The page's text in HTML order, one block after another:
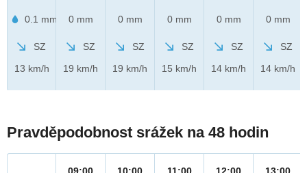
0.1 mm
SZ
13 km/h
0 mm
SZ
19 km/h
0 mm
SZ
19 km/h
0 mm
SZ
15 km/h
0 mm
SZ
14 km/h
0 mm
SZ
14 km/h
Pravděpodobnost srážek na 48 hodin
09:00
10:00
11:00
12:00
13:00